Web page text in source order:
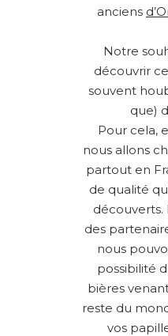
anciens
Notre
découvrir
souvent
que)
Pour cela,
nous allons
partout en
de qualité
découverts.
des
nous
possibilité
bières
reste du
vos